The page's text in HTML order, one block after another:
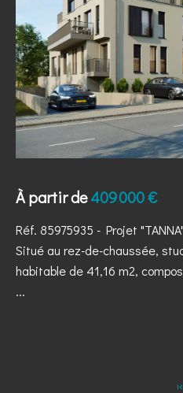
À partir de409 000 €
Réf. 85975935 - Projet
Situé au rez-de-chaussée,
habitable de 41,16 m2,
...